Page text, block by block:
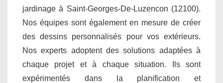
jardinage à Saint-Georges-De-Luzencon (12100).
Nos équipes sont également en mesure de créer
des dessins personnalisés pour vos extérieurs.
Nos experts adoptent des solutions adaptées à
chaque projet et à chaque situation. Ils sont
expérimentés dans la planification et